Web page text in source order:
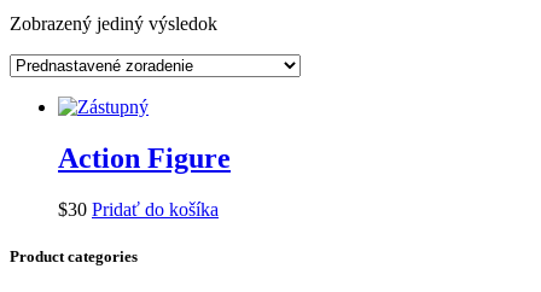
Zobrazený jediný výsledok
Action Figure
$30 Pridať do košíka
Product categories